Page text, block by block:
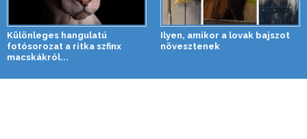
Különleges hangulatú
fotósorozat a ritka szfinx
macskákról...
Ilyen, amikor a lovak bajszot
növesztenek